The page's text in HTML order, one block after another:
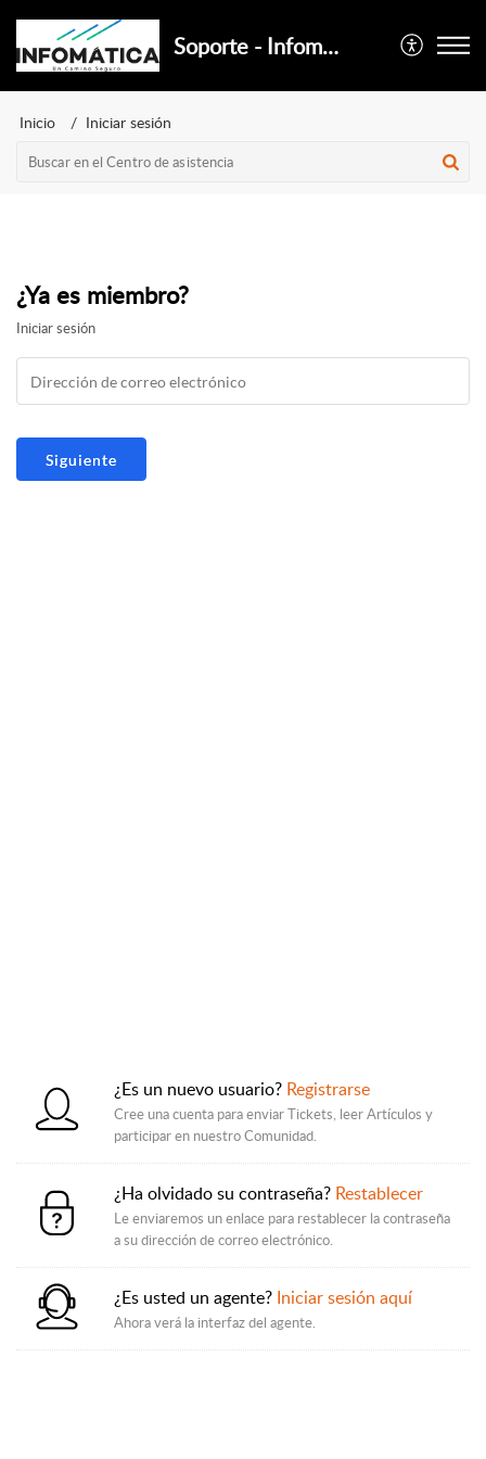
Soporte - Infomatica
Inicio Iniciar sesión
¿Ya es miembro?
Iniciar sesión
¿Es un nuevo usuario? Registrarse
Cree una cuenta para enviar Tickets, leer Artículos y
participar en nuestro Comunidad.
¿Ha olvidado su contraseña? Restablecer
Le enviaremos un enlace para restablecer la contraseña
a su dirección de correo electrónico.
¿Es usted un agente? Iniciar sesión aquí
Ahora verá la interfaz del agente.